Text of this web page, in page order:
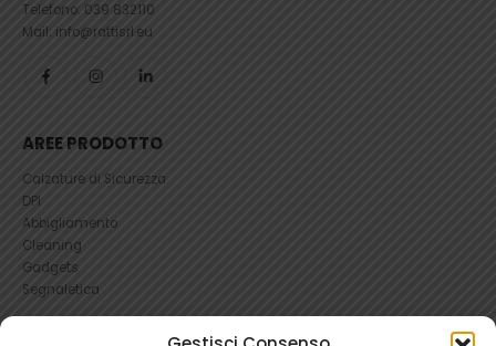
Telefono: 039 832110
Mail: info@rattisrl.eu
AREE PRODOTTO
Calzature di Sicurezza
DPI
Abbigliamento
Cleaning
Gadgets
Segnaletica